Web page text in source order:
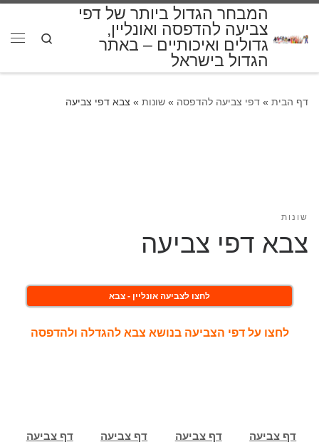
המבחר הגדול ביותר של דפי
צביעה להדפסה ואונליין,
גדולים ואיכותיים – באתר
הגדול בישראל
Search
דף הבית » דפי צביעה להדפסה » שונות » צבא דפי צביעה
שונות
צבא דפי צביעה
לחצו לצביעה אונליין - צבא
לחצו על דפי הצביעה בנושא צבא להגדלה ולהדפסה
דף צביעה
דף צביעה
דף צביעה
דף צביעה